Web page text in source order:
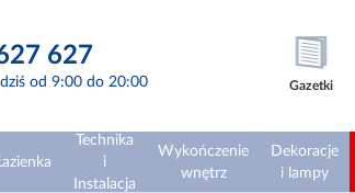
627
dziś od 9:00 do 20:00 Gazetki
Technika
i
Instalacja
Wykończenie
wnętrz
Dekoracje
i lampy